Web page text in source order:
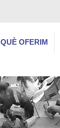
QUÈ OFERIM